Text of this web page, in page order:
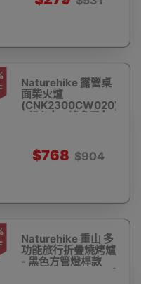
Naturehike 露營桌
面柴火爐
(CNK2300CW020)
- 銀色 | 一爐多用 |
$768 $904
Naturehike 重山 多
功能旅行折疊燒烤爐
- 黑色方管燈桿款
(CNK2300CW014)